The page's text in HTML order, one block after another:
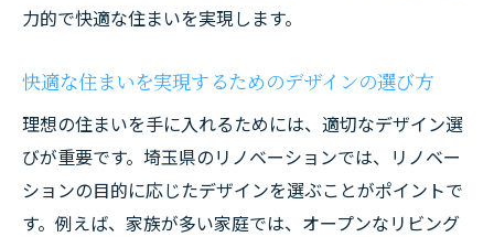
力的で快適な住まいを実現します。
快適な住まいを実現するためのデザインの選び方
理想の住まいを手に入れるためには、適切なデザイン選
びが重要です。埼玉県のリノベーションでは、リノベー
ションの目的に応じたデザインを選ぶことがポイントで
す。例えば、家族が多い家庭では、オープンなリビング